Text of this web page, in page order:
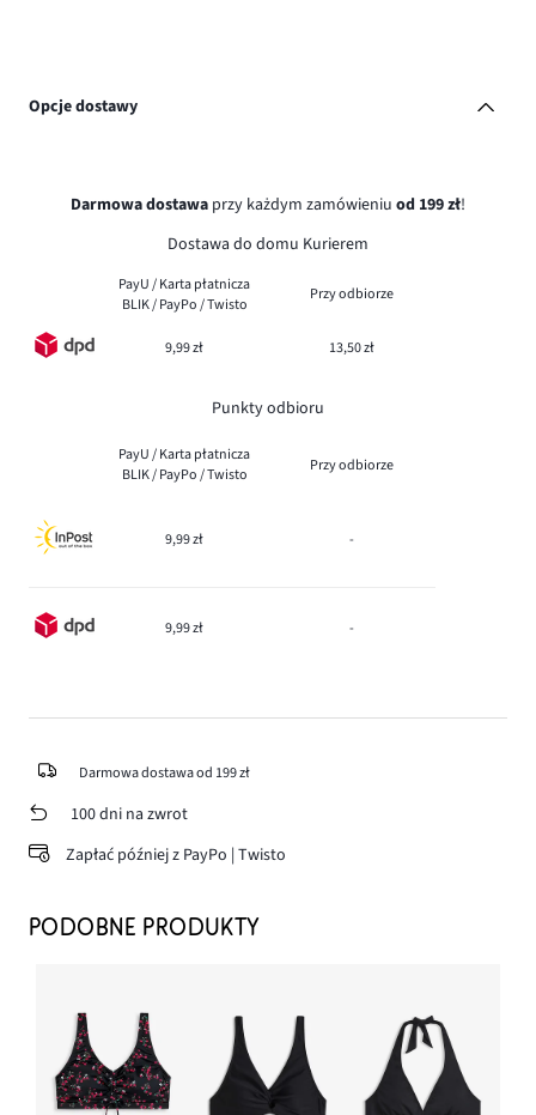
Opcje dostawy
Darmowa dostawa przy każdym zamówieniu od 199 zł!
Dostawa do domu Kurierem
PayU / Karta płatnicza
BLIK / PayPo / Twisto
Przy odbiorze
9,99 zł 13,50 zł
Punkty odbioru
PayU / Karta płatnicza
BLIK / PayPo / Twisto
Przy odbiorze
9,99 zł -
9,99 zł -
Darmowa dostawa od 199 zł
100 dni na zwrot
Zapłać później z PayPo | Twisto
PODOBNE PRODUKTY